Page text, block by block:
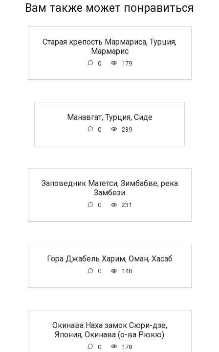
Вам также может понравиться
Старая крепость Мармариса, Турция,
Мармарис
0 179
Манавгат, Турция, Сиде
0 239
Заповедник Матетси, Зимбабве, река
Замбези
0 231
Гора Джабель Харим, Оман, Хасаб
0 148
Окинава Наха замок Сюри-дзе,
Япония, Окинава (о-ва Рюкю)
0 178